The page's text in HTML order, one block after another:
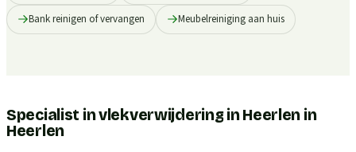
Bank reinigen of vervangen Meubelreiniging aan huis
Specialist in vlekverwijdering in Heerlen in
Heerlen